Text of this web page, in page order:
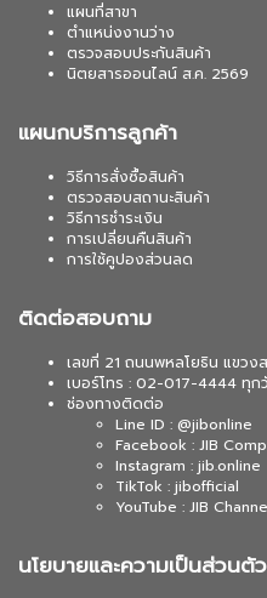
แผนที่สาขา
ตำแหน่งงานว่าง
ตรวจสอบประกันสินค้า
นิตยสารออนไลน์ ส.ค. 2569
แผนกบริการลูกค้า
วิธีการสั่งซื้อสินค้า
ตรวจสอบสถานะสินค้า
วิธีการชำระเงิน
การเปลี่ยนคืนสินค้า
การใช้คูปองส่วนลด
ติดต่อสอบถาม
เลขที่ 21 ถนนพหลโยธิน แขวง
เบอร์โทร : 02-017-4444 ทุก
ช่องทางติดต่อ
Line ID : @jibonline
Facebook : JIB
Instagram : jib.online
TikTok : jibofficial
YouTube : JIB
นโยบายและความเป็นส่วนตัว